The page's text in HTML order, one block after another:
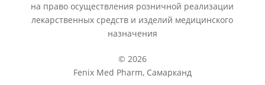
на право осуществления розничной реализации
лекарственных средств и изделий медицинского
назначения
© 2026
Fenix Med Pharm, Самарканд